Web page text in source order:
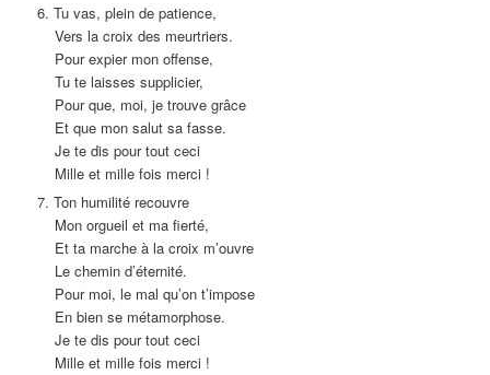
6. Tu vas, plein de patience,
Vers la croix des meurtriers.
Pour expier mon offense,
Tu te laisses supplicier,
Pour que, moi, je trouve grâce
Et que mon salut sa fasse.
Je te dis pour tout ceci
Mille et mille fois merci !
7. Ton humilité recouvre
Mon orgueil et ma fierté,
Et ta marche à la croix m’ouvre
Le chemin d’éternité.
Pour moi, le mal qu’on t’impose
En bien se métamorphose.
Je te dis pour tout ceci
Mille et mille fois merci !